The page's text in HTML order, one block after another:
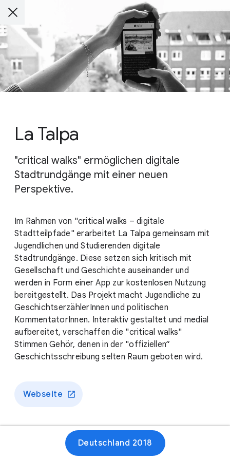
La Talpa
"critical walks" ermöglichen digitale
Stadtrundgänge mit einer neuen
Perspektive.
Im Rahmen von "critical walks – digitale
Stadtteilpfade" erarbeitet La Talpa gemeinsam mit
Jugendlichen und Studierenden digitale
Stadtrundgänge. Diese setzen sich kritisch mit
Gesellschaft und Geschichte auseinander und
werden in Form einer App zur kostenlosen Nutzung
bereitgestellt. Das Projekt macht Jugendliche zu
GeschichtserzählerInnen und politischen
KommentatorInnen. Interaktiv gestaltet und medial
aufbereitet, verschaffen die "critical walks"
Stimmen Gehör, denen in der "offiziellen“
Geschichtsschreibung selten Raum geboten wird.
Webseite
Deutschland 2018